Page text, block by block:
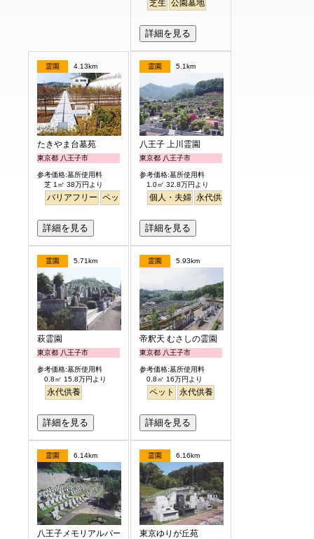
芝生 公園墓地
詳細を見る
霊園 4.13km
たきやま台墓苑
東京都 八王子市
参考価格:墓所使用料
芝 1㎡ 38万円より
バリアフリー ペット
詳細を見る
霊園 5.1km
八王子 上川霊園
東京都 八王子市
参考価格:墓所使用料
1.0㎡ 32.8万円より
個人・夫婦 永代供養
詳細を見る
霊園 5.71km
萩霊園
東京都 八王子市
参考価格:墓所使用料
0.8㎡ 15.8万円より
永代供養
詳細を見る
霊園 5.93km
帝釈天 むさしの霊園
東京都 八王子市
参考価格:墓所使用料
0.8㎡ 16万円より
ペット 永代供養
詳細を見る
霊園 6.14km
八王子メモリアルパーク
霊園 6.16km
東京ゆりが丘苑